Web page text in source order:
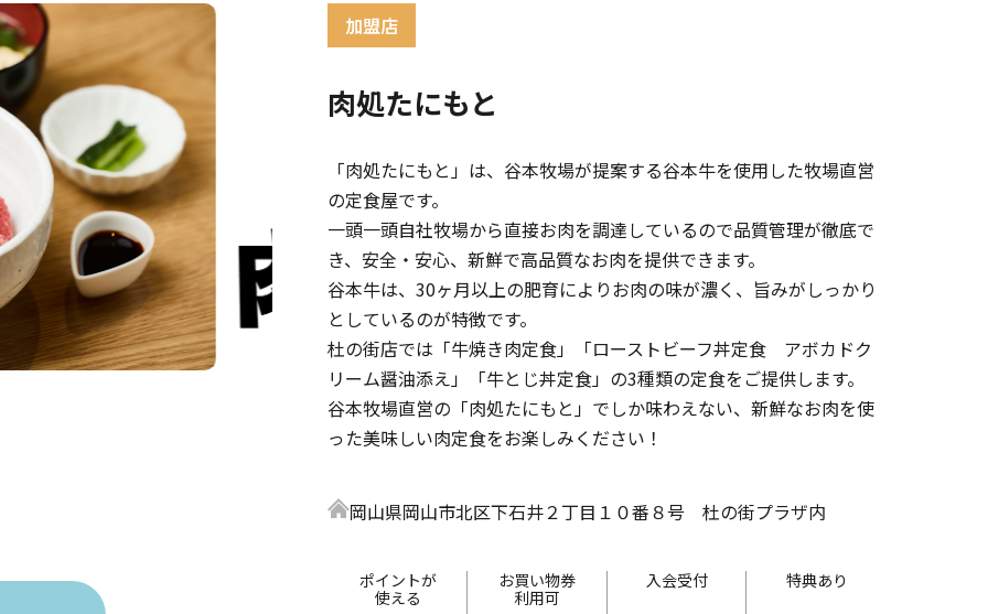
肉処たにもと
「肉処たにもと」は、谷本牧場が提案する谷本牛を使用した牧場直営
の定食屋です。
一頭一頭自社牧場から直接お肉を調達しているので品質管理が徹底で
き、安全・安心、新鮮で高品質なお肉を提供できます。
谷本牛は、30ヶ月以上の肥育によりお肉の味が濃く、旨みがしっかり
としているのが特徴です。
杜の街店では「牛焼き肉定食」「ローストビーフ丼定食 アボカドク
リーム醤油添え」「牛とじ丼定食」の3種類の定食をご提供します。
谷本牧場直営の「肉処たにもと」でしか味わえない、新鮮なお肉を使
った美味しい肉定食をお楽しみください！
岡山県岡山市北区下石井２丁目１０番８号 杜の街プラザ内
ポイントが
使える
お買い物券
利用可
入会受付 特典あり